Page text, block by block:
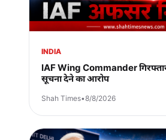
INDIA
IAF Wing Commander
सूचना देने का आरोप
Shah Times•8/8/2026